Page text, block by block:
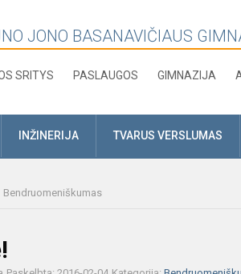
JONO BASANAVIČIAUS
SRITYS PASLAUGOS GIMNAZIJA
INŽINERIJA TVARUS VERSLUMAS
Bendruomeniškumas